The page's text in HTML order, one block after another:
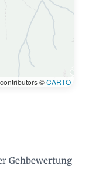
contributors ©CARTO
Gehbewertung